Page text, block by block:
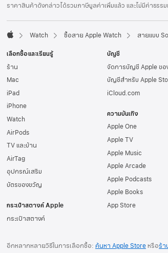
ราคาสินค้าดังกล่าวได้รวมภาษีมูลค่าเพิ่มแล้ว และไม่มีค่าธรร
Watch ซื้อสาย Apple Watch
สายแบบ
เลือกซื้อและเรียนรู้
ร้าน
Mac
iPad
iPhone
Watch
AirPods
TV และบ้าน
AirTag
อุปกรณ์เสริม
บัตรของขวัญ
กระเป๋าสตางค์ Apple
กระเป๋าสตางค์
บัญชี
จัดการบัญชี Apple ข
บัญชีสำหรับ Apple
iCloud.com
ความบันเทิง
Apple One
Apple TV
Apple Music
Apple Arcade
Apple Podcasts
Apple Books
App Store
อีกหลากหลายวิธีในการเลือกซื้อ: ค้นหา Apple Store หรือร้า